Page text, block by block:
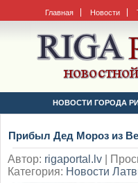
Главная Новости
НОВОСТИ ГОРОДА
Прибыл Дед Мороз из
Автор: rigaportal.lv
Категория: Новости